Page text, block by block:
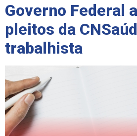
Governo Federal
pleitos da
trabalhista